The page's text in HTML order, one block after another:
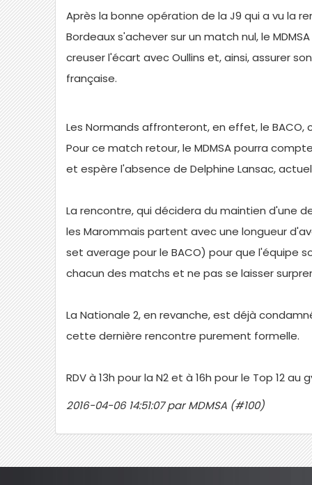
Après la bonne opération de la J9 qui a vu la
Bordeaux s'achever sur un match nul, le
creuser l'écart avec Oullins et, ainsi, assurer
française.
Les Normands affronteront, en effet, le
Pour ce match retour, le MDMSA pourra
et espère l'absence de Delphine Lansac,
La rencontre, qui décidera du maintien d'une
les Marommais partent avec une longueur
set average pour le BACO) pour que l'équipe
chacun des matchs et ne pas se laisser
La Nationale 2, en revanche, est déjà
cette dernière rencontre purement formelle.
RDV à 13h pour la N2 et à 16h pour le Top 12
2016-04-06 14:51:07 par MDMSA (#100)